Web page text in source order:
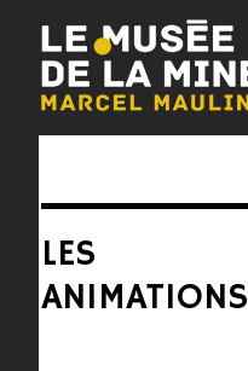
LES
ANIMATIONS